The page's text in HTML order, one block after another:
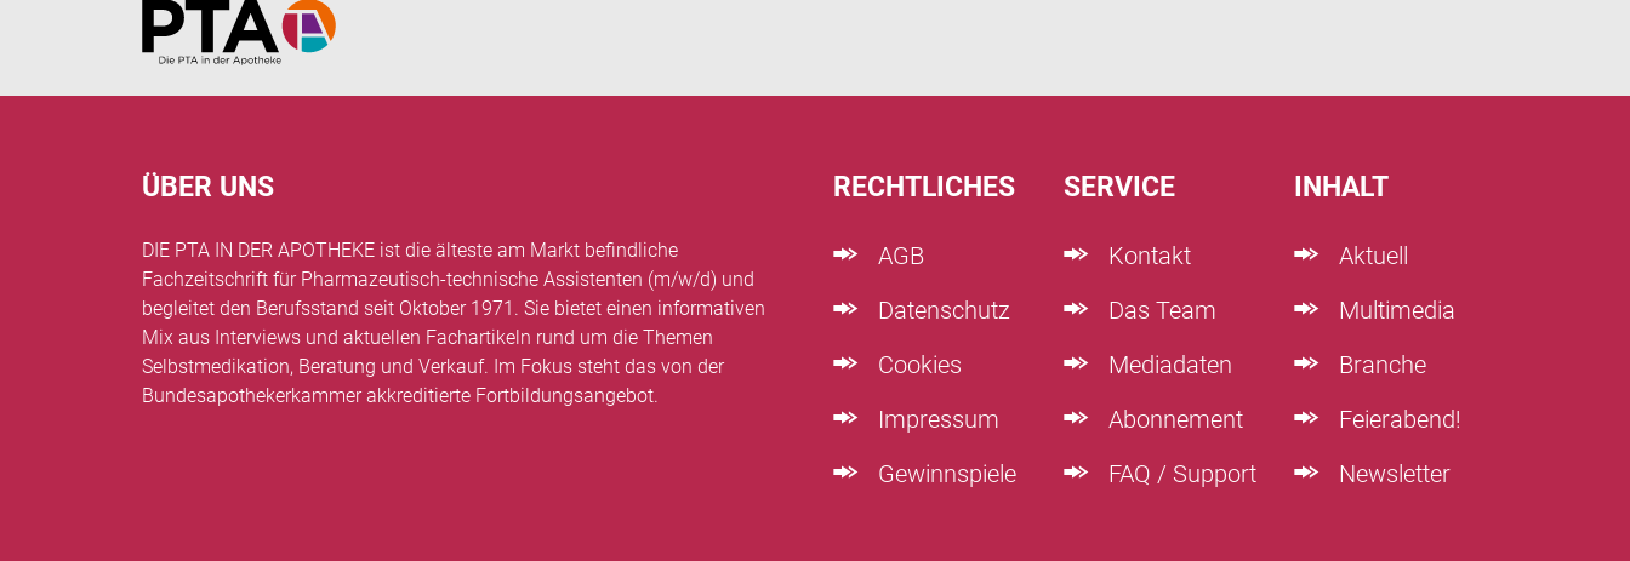
Home
ÜBER UNS
DIE PTA IN DER APOTHEKE ist die älteste am Markt befindliche
Fachzeitschrift für Pharmazeutisch-technische Assistenten (m/w/d) und
begleitet den Berufsstand seit Oktober 1971. Sie bietet einen informativen
Mix aus Interviews und aktuellen Fachartikeln rund um die Themen
Selbstmedikation, Beratung und Verkauf. Im Fokus steht das von der
Bundesapothekerkammer akkreditierte Fortbildungsangebot.
RECHTLICHES
AGB
Datenschutz
Cookies
Impressum
Gewinnspiele
SERVICE
Kontakt
Das Team
Mediadaten
Abonnement
FAQ / Support
INHALT
Aktuell
Multimedia
Branche
Feierabend!
Newsletter